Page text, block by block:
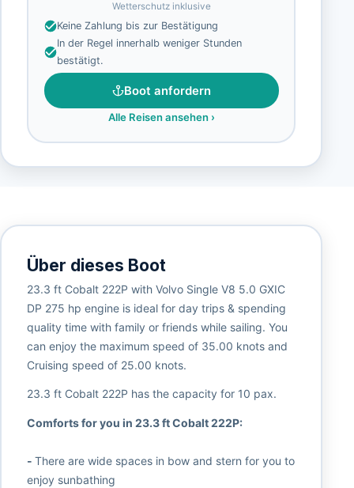
Wetterschutz inklusive
Keine Zahlung bis zur Bestätigung
In der Regel innerhalb weniger Stunden
bestätigt.
Boot anfordern
Alle Reisen ansehen›
Über dieses Boot
23.3 ft Cobalt 222P with Volvo Single V8 5.0 GXIC
DP 275 hp engine is ideal for day trips & spending
quality time with family or friends while sailing. You
can enjoy the maximum speed of 35.00 knots and
Cruising speed of 25.00 knots.
23.3 ft Cobalt 222P has the capacity for 10 pax.
Comforts for you in 23.3 ft Cobalt 222P:
- There are wide spaces in bow and stern for you to
enjoy sunbathing